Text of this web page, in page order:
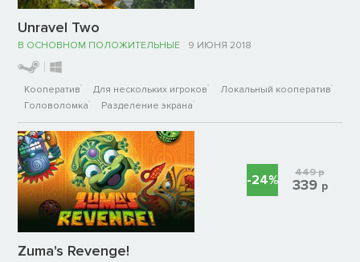
Unravel Two
В ОСНОВНОМ ПОЛОЖИТЕЛЬНЫЕ 9 ИЮНЯ 2018
Кооператив Для нескольких игроков
Локальный кооператив
Головоломка
Разделение экрана
Zuma's Revenge!
-24% 449р
339 р